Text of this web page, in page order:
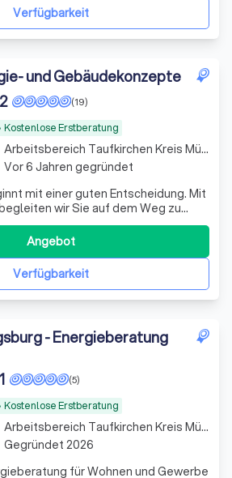
Verfügbarkeit
und Gebäudekonzepte
Kostenlose Erstberatung
(19)
mit einer guten Entscheidung. Mit
wir Sie auf dem Weg zu
und Zukunftssicherheit.
Verfügbarkeit
Angebot
Arbeitsbereich Taufkirchen Kreis München
Vor 6 Jahren gegründet
- Energieberatung
Kostenlose Erstberatung
(5)
für Wohnen und Gewerbe
Arbeitsbereich Taufkirchen Kreis München
Gegründet 2026